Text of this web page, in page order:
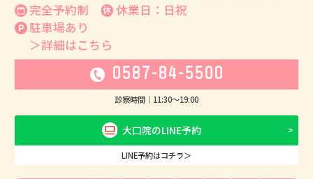
完全予約制
休業日：日祝
駐車場あり
＞詳細はこちら
0587-84-5500
診察時間｜ 11:30〜19:00
大口院のLINE予約
LINE予約はコチラ＞